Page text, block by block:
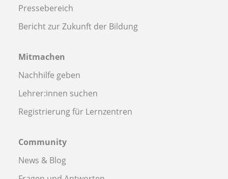
Pressebereich
Bericht zur Zukunft der Bildung
Mitmachen
Nachhilfe geben
Lehrer:innen suchen
Registrierung für Lernzentren
Community
News & Blog